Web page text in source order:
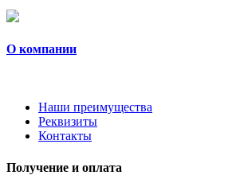
О компании
Наши преимущества
Реквизиты
Контакты
Получение и оплата